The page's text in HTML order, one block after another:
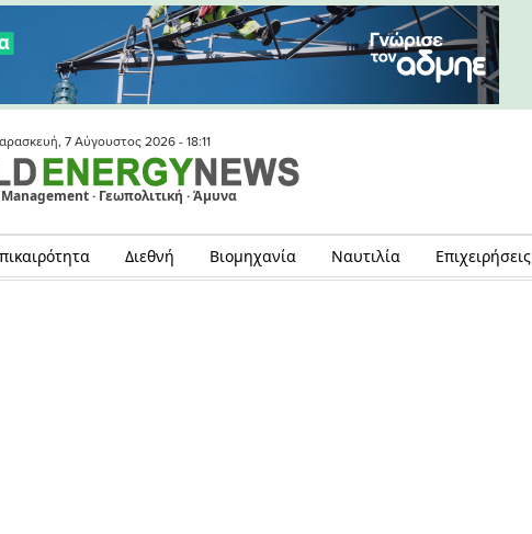
7 Αύγουστος 2026 - 18:11
· Γεωπολιτική · Άμυνα
Διεθνή Βιομηχανία Ναυτιλία Επιχειρήσεις